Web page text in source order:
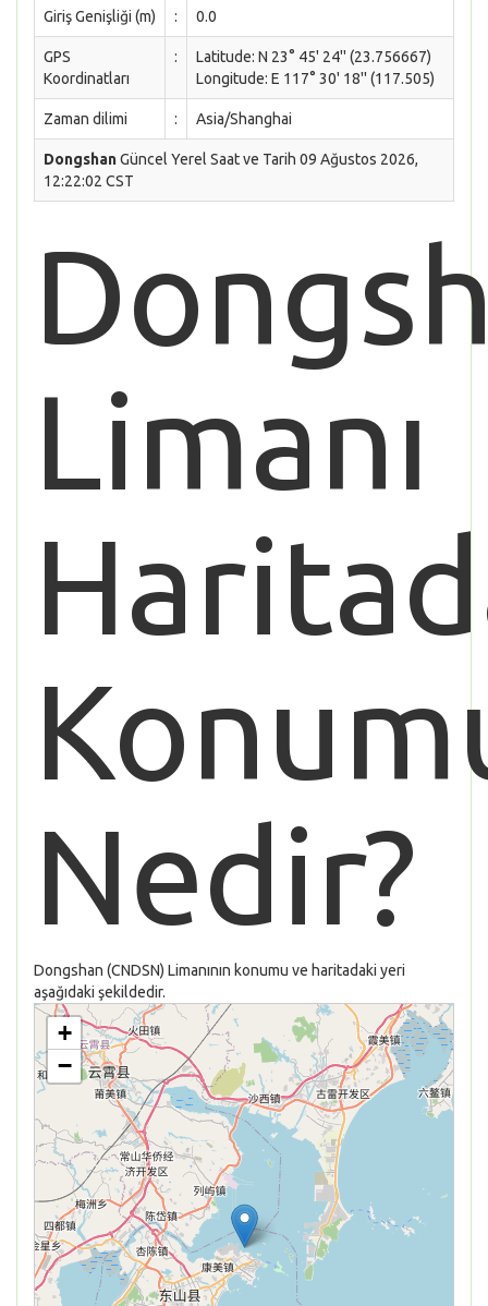
Giriş Genişliği (m) : 0.0
GPS
Koordinatları
:
Latitude: N 23° 45' 24'' (23.756667)
Longitude: E 117° 30' 18'' (117.505)
Zaman dilimi : Asia/Shanghai
DongshanGüncel Yerel Saat ve Tarih 09 Ağustos 2026,
12:22:02 CST
Limanı
Nedir?
Dongshan (CNDSN) Limanının konumu ve haritadaki yeri
aşağıdaki şekildedir.
+
−